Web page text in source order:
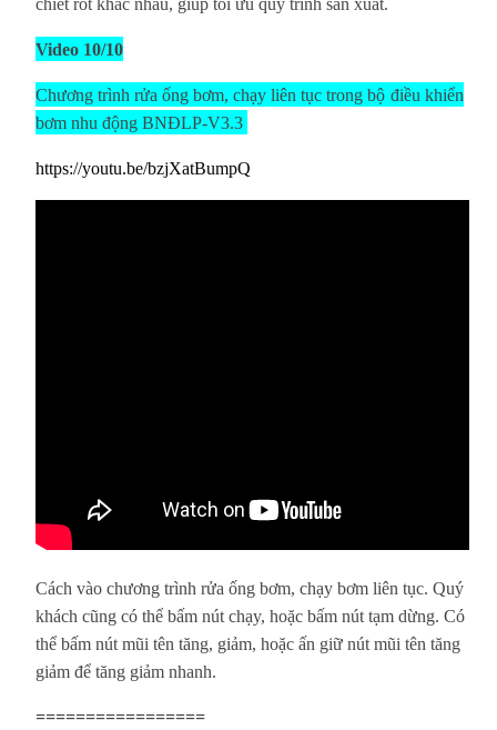
chiết rót khác nhau, giúp tối ưu quy trình sản xuất.
Video 10/10
Chương trình rửa ống bơm, chạy liên tục trong bộ điều khiển
bơm nhu động BNĐLP-V3.3
https://youtu.be/bzjXatBumpQ
Cách vào chương trình rửa ống bơm, chạy bơm liên tục. Quý
khách cũng có thể bấm nút chạy, hoặc bấm nút tạm dừng. Có
thể bấm nút mũi tên tăng, giảm, hoặc ấn giữ nút mũi tên tăng
giảm để tăng giảm nhanh.
=================